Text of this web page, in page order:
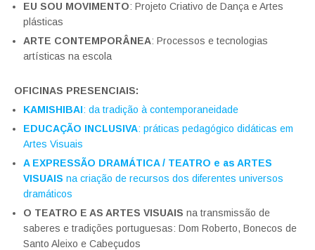
EU SOU MOVIMENTO: Projeto Criativo de Dança e Artes
plásticas
ARTE CONTEMPORÂNEA: Processos e tecnologias
artísticas na escola
OFICINAS PRESENCIAIS:
KAMISHIBAI: da tradição à contemporaneidade
EDUCAÇÃO INCLUSIVA: práticas pedagógico didáticas em
Artes Visuais
A EXPRESSÃO DRAMÁTICA / TEATRO e as ARTES
VISUAIS na criação de recursos dos diferentes universos
dramáticos
O TEATRO E AS ARTES VISUAIS na transmissão de
saberes e tradições portuguesas: Dom Roberto, Bonecos de
Santo Aleixo e Cabeçudos